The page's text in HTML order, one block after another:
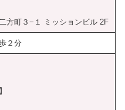
方町３−１ ミッションビル 2F
２分